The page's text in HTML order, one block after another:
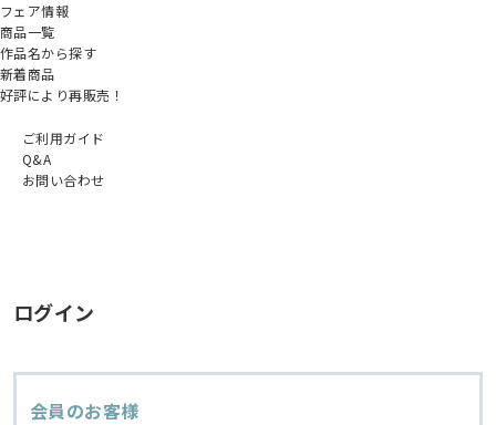
フェア情報
商品一覧
作品名から探す
新着商品
好評により再販売！
ご利用ガイド
Q&A
お問い合わせ
ログイン
会員のお客様